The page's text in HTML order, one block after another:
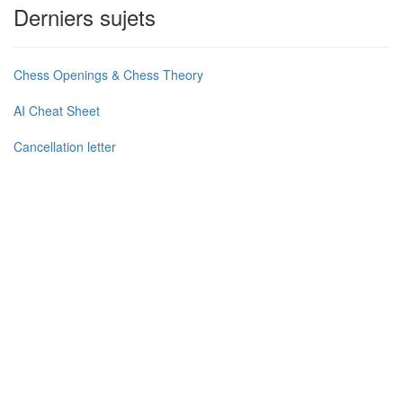
Derniers sujets
Chess Openings & Chess Theory
AI Cheat Sheet
Cancellation letter